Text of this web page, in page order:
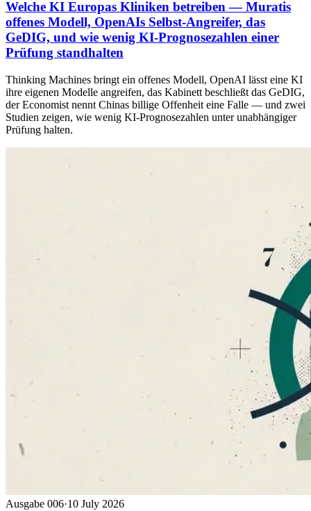
Welche KI Europas Kliniken betreiben — Muratis
offenes Modell, OpenAIs Selbst-Angreifer, das
GeDIG, und wie wenig KI-Prognosezahlen einer
Prüfung standhalten
Thinking Machines bringt ein offenes Modell, OpenAI lässt eine KI
ihre eigenen Modelle angreifen, das Kabinett beschließt das GeDIG,
der Economist nennt Chinas billige Offenheit eine Falle — und zwei
Studien zeigen, wie wenig KI-Prognosezahlen unter unabhängiger
Prüfung halten.
Ausgabe 006·10 July 2026